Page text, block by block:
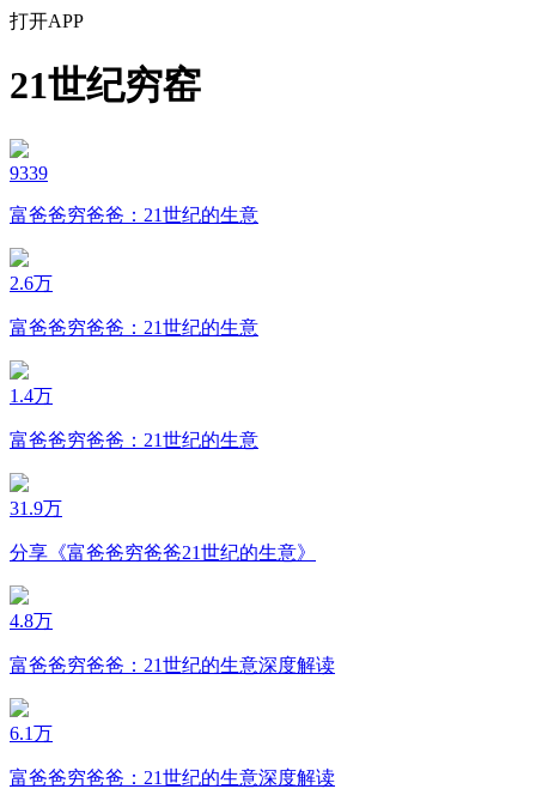
打开APP
21世纪穷窑
9339
富爸爸穷爸爸：21世纪的生意
2.6万
富爸爸穷爸爸：21世纪的生意
1.4万
富爸爸穷爸爸：21世纪的生意
31.9万
分享《富爸爸穷爸爸21世纪的生意》
4.8万
富爸爸穷爸爸：21世纪的生意深度解读
6.1万
富爸爸穷爸爸：21世纪的生意深度解读